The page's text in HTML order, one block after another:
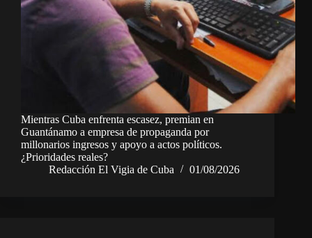
Mientras Cuba enfrenta escasez, premian en
Guantánamo a empresa de propaganda por
millonarios ingresos y apoyo a actos políticos.
¿Prioridades reales?
Redacción El Vigia de Cuba
01/08/2026